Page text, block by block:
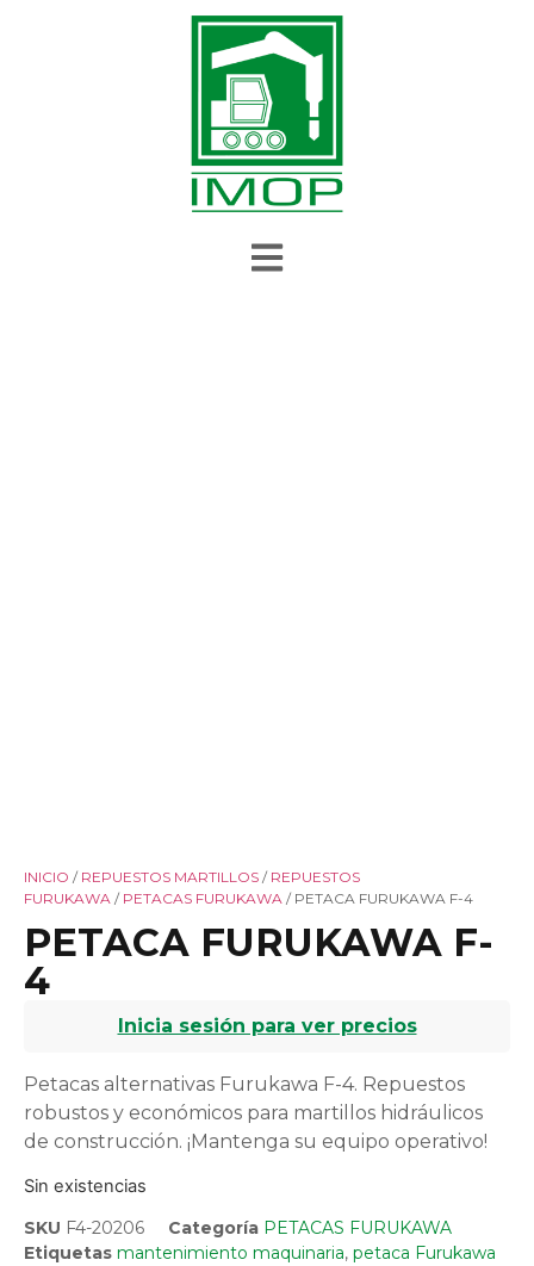
INICIO / REPUESTOS MARTILLOS / REPUESTOS
FURUKAWA / PETACAS FURUKAWA / PETACA FURUKAWA F-4
PETACA FURUKAWA F-
4
Inicia sesión para ver precios
Petacas alternativas Furukawa F-4. Repuestos
robustos y económicos para martillos hidráulicos
de construcción. ¡Mantenga su equipo operativo!
Sin existencias
SKU F4-20206 Categoría PETACAS FURUKAWA
Etiquetas mantenimiento maquinaria, petaca Furukawa